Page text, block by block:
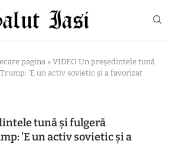
pagina » VIDEO Un preşedintele tună
'E un activ sovietic și a favorizat
tună și fulgeră
'E un activ sovietic și a